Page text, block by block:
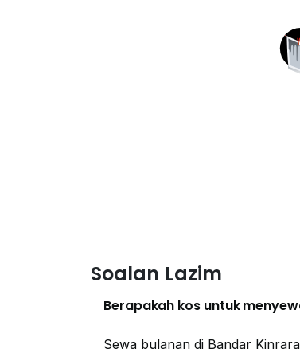
Soalan Lazim
Berapakah kos untuk
Sewa bulanan di Bandar